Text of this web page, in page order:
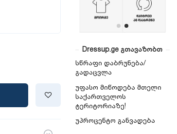
Dressup.ge გთავაზობთ
სწრაფი დაბრუნება/
გადაცვლა
უფასო მიწოდება მთელი
საქართველოს
ტერიტორიაზე!
უპროცენტო განვადება